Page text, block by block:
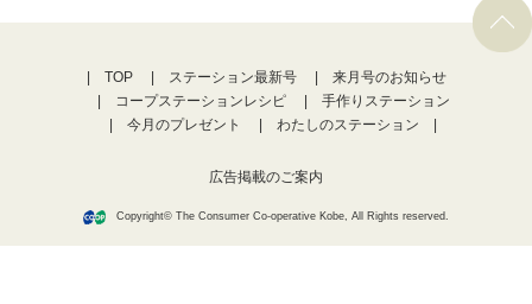
TOP ステーション最新号
来月号のお知らせ
コープステーションレシピ
手作りステーション
今月のプレゼント
わたしのステーション
広告掲載のご案内
Copyright© The Consumer Co-operative Kobe, All Rights reserved.